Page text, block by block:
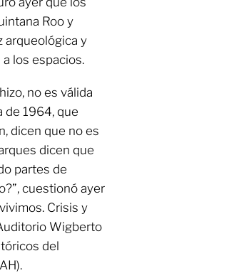
Roo y
arqueológica y
los espacios.
no es válida
de 1964, que
dicen que no es
dicen que
partes de
cuestionó ayer
Crisis y
Wigberto
del